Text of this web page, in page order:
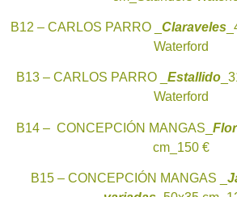
B12 – CARLOS PARRO _ Claraveles
Waterford
B13 – CARLOS PARRO _ Estallido
Waterford
B14 – CONCEPCIÓN MANGAS_
cm_150 €
B15 – CONCEPCIÓN MANGAS _